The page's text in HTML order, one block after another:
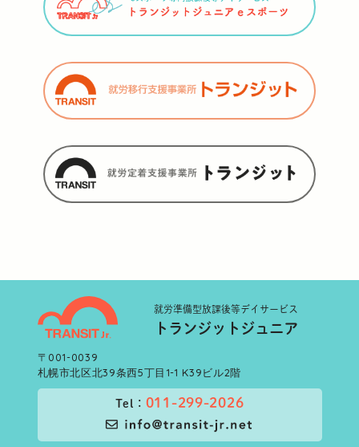
就労準備型放課後等デイサービス
トランジットジュニア
〒001-0039
札幌市北区北39条西5丁目1-1 K39ビル2階
Tel： 011-299-2026